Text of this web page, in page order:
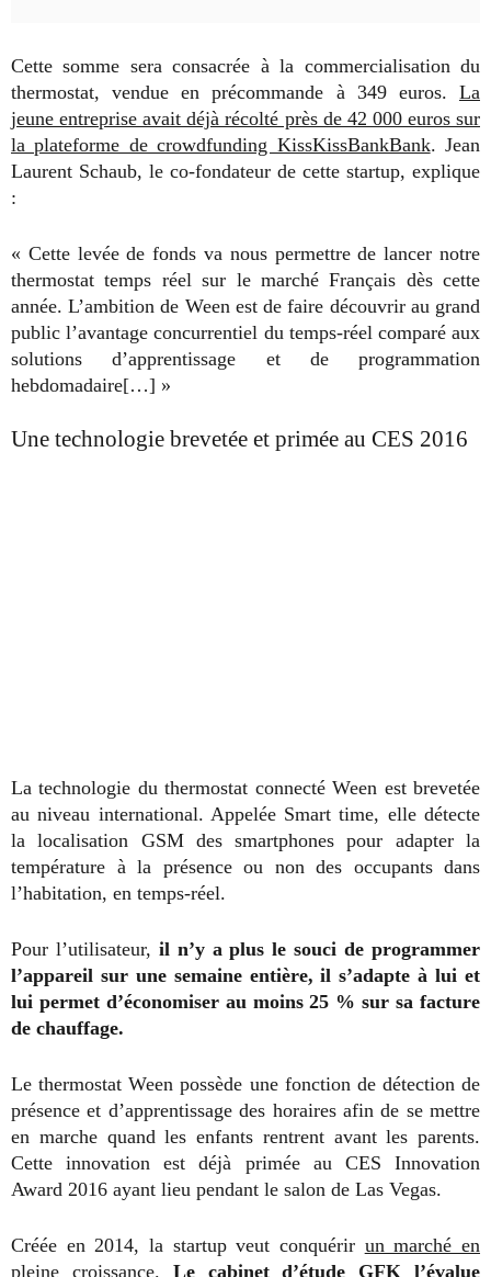
Cette somme sera consacrée à la commercialisation du
thermostat, vendue en précommande à 349 euros. La
jeune entreprise avait déjà récolté près de 42 000 euros sur
la plateforme de crowdfunding KissKissBankBank. Jean
Laurent Schaub, le co-fondateur de cette startup, explique
:
« Cette levée de fonds va nous permettre de lancer notre
thermostat temps réel sur le marché Français dès cette
année. L’ambition de Ween est de faire découvrir au grand
public l’avantage concurrentiel du temps-réel comparé aux
solutions d’apprentissage et de programmation
hebdomadaire[…] »
Une technologie brevetée et primée au CES 2016
La technologie du thermostat connecté Ween est brevetée
au niveau international. Appelée Smart time, elle détecte
la localisation GSM des smartphones pour adapter la
température à la présence ou non des occupants dans
l’habitation, en temps-réel.
Pour l’utilisateur, il n’y a plus le souci de programmer
l’appareil sur une semaine entière, il s’adapte à lui et
lui permet d’économiser au moins 25 % sur sa facture
de chauffage.
Le thermostat Ween possède une fonction de détection de
présence et d’apprentissage des horaires afin de se mettre
en marche quand les enfants rentrent avant les parents.
Cette innovation est déjà primée au CES Innovation
Award 2016 ayant lieu pendant le salon de Las Vegas.
Créée en 2014, la startup veut conquérir un marché en
pleine croissance. Le cabinet d’étude GFK l’évalue